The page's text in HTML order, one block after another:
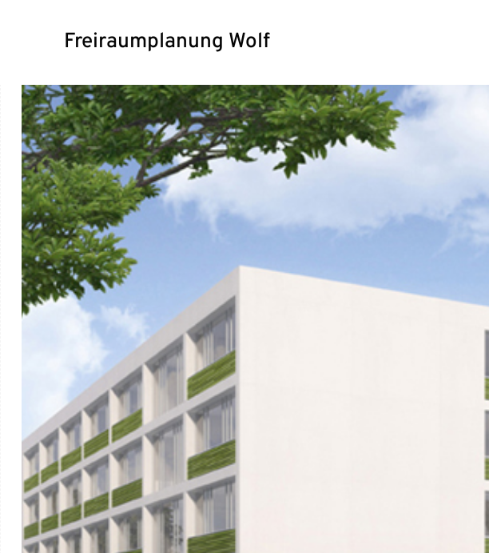
Freiraumplanung Wolf